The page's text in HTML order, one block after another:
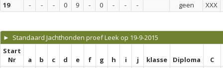
19
- - - 0 9 - 0 - - - geen XXX
► Standaard Jachthonden proef Leek op 19-9-2015
Start
Nr
a b c d e f g h i j klasse Diploma
C